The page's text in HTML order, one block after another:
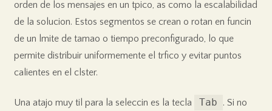
orden de los mensajes en un tpico, as como la escalabilidad
de la solucion. Estos segmentos se crean o rotan en funcin
de un lmite de tamao o tiempo preconfigurado, lo que
permite distribuir uniformemente el trfico y evitar puntos
calientes en el clster.
Una atajo muy til para la seleccin es la tecla Tab
. Si no